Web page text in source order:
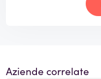
Aziende correlate